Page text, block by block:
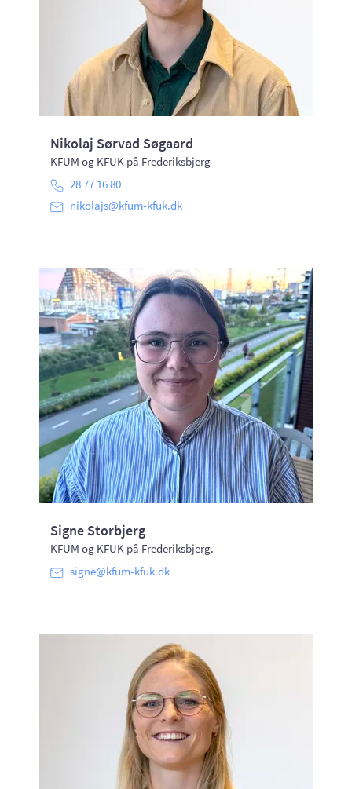
Nikolaj Sørvad Søgaard
KFUM og KFUK på Frederiksbjerg
28 77 16 80
nikolajs@kfum-kfuk.dk
Signe Storbjerg
KFUM og KFUK på Frederiksbjerg.
signe@kfum-kfuk.dk